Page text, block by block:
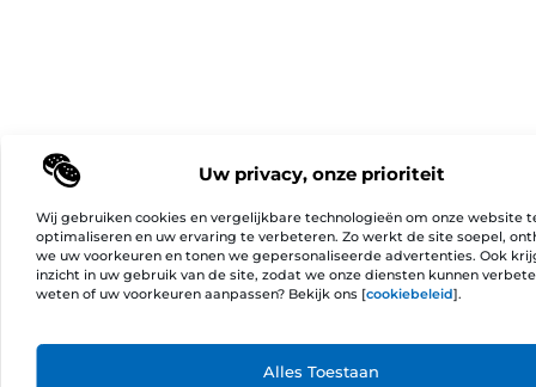
Uw privacy, onze prioriteit
Wij gebruiken cookies en vergelijkbare technologieën om onze website
optimaliseren en uw ervaring te verbeteren. Zo werkt de site soepel,
we uw voorkeuren en tonen we gepersonaliseerde advertenties. Ook
inzicht in uw gebruik van de site, zodat we onze diensten kunnen
weten of uw voorkeuren aanpassen? Bekijk ons [cookiebeleid].
Alles Toestaan